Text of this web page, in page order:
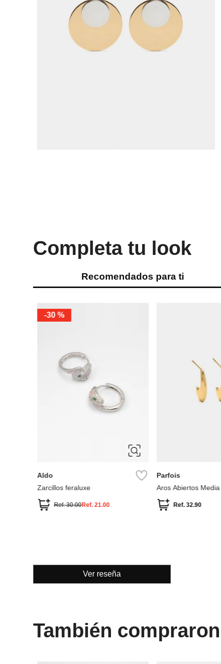
Completa tu look
Recomendados para ti
-30 %
Aldo
Zarcillos feraluxe
Ref.30.00Ref.21.00
Parfois
Aros Abiertos
Ref.32.90
Ver reseña
También compraron
mng
bandolera
bimba lola